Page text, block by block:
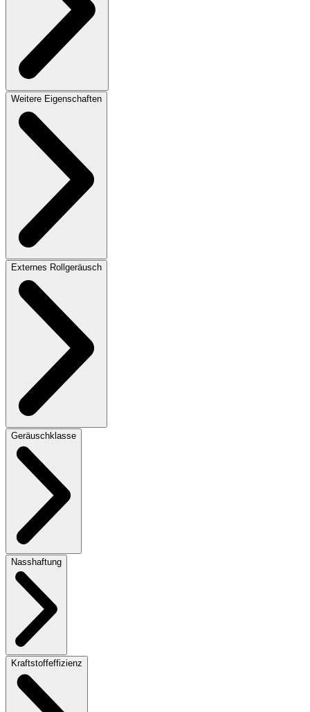
Weitere Eigenschaften
Externes Rollgeräusch
Geräuschklasse
Nasshaftung
Kraftstoffeffizienz